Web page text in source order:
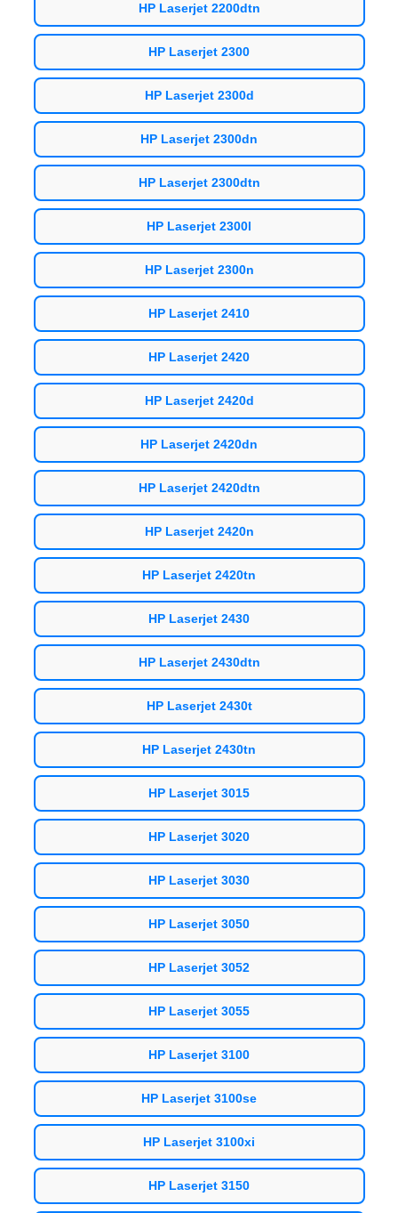
HP Laserjet 2200dtn
HP Laserjet 2300
HP Laserjet 2300d
HP Laserjet 2300dn
HP Laserjet 2300dtn
HP Laserjet 2300l
HP Laserjet 2300n
HP Laserjet 2410
HP Laserjet 2420
HP Laserjet 2420d
HP Laserjet 2420dn
HP Laserjet 2420dtn
HP Laserjet 2420n
HP Laserjet 2420tn
HP Laserjet 2430
HP Laserjet 2430dtn
HP Laserjet 2430t
HP Laserjet 2430tn
HP Laserjet 3015
HP Laserjet 3020
HP Laserjet 3030
HP Laserjet 3050
HP Laserjet 3052
HP Laserjet 3055
HP Laserjet 3100
HP Laserjet 3100se
HP Laserjet 3100xi
HP Laserjet 3150